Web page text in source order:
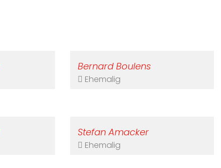
Bernard Boulens
Ehemalig
Stefan Amacker
Ehemalig